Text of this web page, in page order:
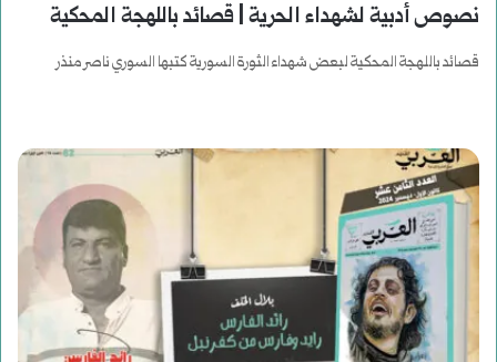
نصوص أدبية لشهداء الحرية | قصائد باللهجة المحكية
قصائد باللهجة المحكية لبعض شهداء الثورة السورية كتبها السوري ناصر منذر